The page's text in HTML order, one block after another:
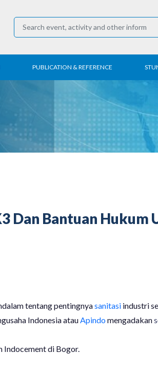
PUBLICATION & REFERENCE
E-Newsletter
Dan Bantuan Hukum
tentang pentingnyasanitasi industri
Indonesia atauApindomengadakan
Indocement di Bogor.